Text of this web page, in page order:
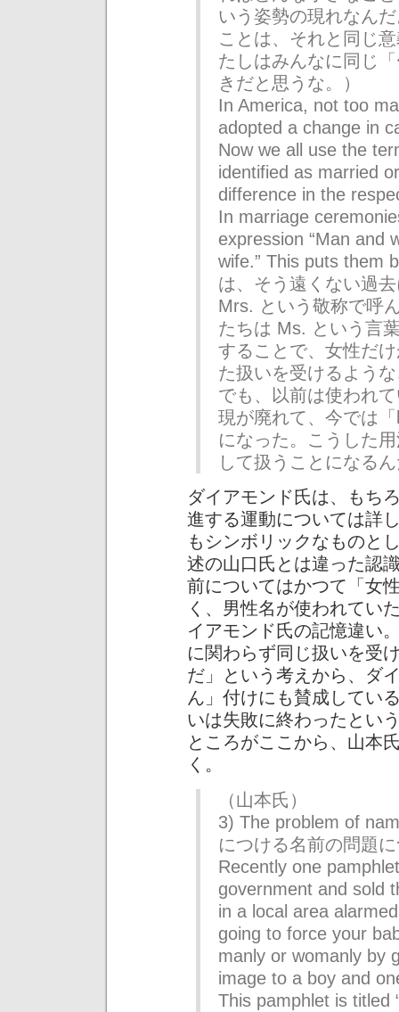
いう姿勢の現れなん
ことは、それと同じ
たしはみんなに同じ
きだと思うな。）
In America, not too
adopted a change in
Now we all use the
identified as married
difference in the
In marriage
expression “Man and
wife.” This puts them
は、そう遠くない過
Mrs. という敬称で呼
たちは Ms. という言
することで、女性だ
た扱いを受けるよう
でも、以前は使われ
現が廃れて、今では
になった。こうした
して扱うことになる
ダイアモンド氏は、もち
進する運動については詳
もシンボリックなものと
述の山口氏とは違った認
前についてはかつて「女
く、男性名が使われてい
イアモンド氏の記憶違い
に関わらず同じ扱いを受
だ」という考えから、ダ
ん」付けにも賛成してい
いは失敗に終わったとい
ところがここから、山本
く。
（山本氏）
3) The problem of
につける名前の問題
Recently one
government and sold
in a local area
going to force your
manly or womanly by
image to a boy and
This pamphlet is titled